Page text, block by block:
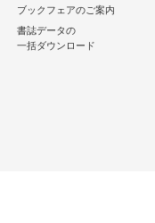
ブックフェアのご案内
書誌データの
一括ダウンロード